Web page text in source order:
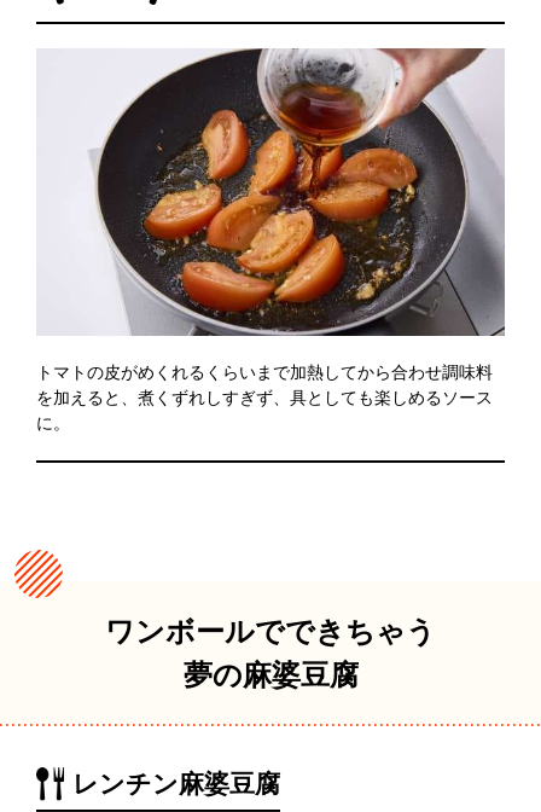
トマトの皮がめくれるくらいまで加熱してから合わせ調味料
を加えると、煮くずれしすぎず、具としても楽しめるソース
に。
ワンボールでできちゃう
夢の麻婆豆腐
レンチン麻婆豆腐